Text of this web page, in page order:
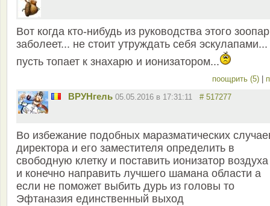
Вот когда кто-нибудь из руководства этого
заболеет... не стоит утруждать себя эскулапами...
пусть топает к знахарю и ионизатором...
поощрить (5)
ВРУНгель 05.05.2016 в 17:31:11 # 517277
Во избежание подобных маразматических
директора и его заместителя определить в
свободную клетку и поставить ионизатор
и конечно направить лучшего шамана области а
если не поможет выбить дурь из головы то
Эфтаназия единственный выход